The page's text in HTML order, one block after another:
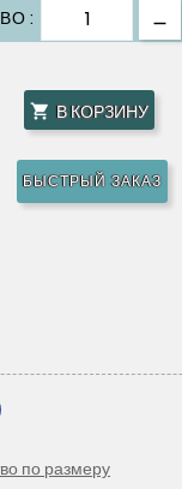
:
 В КОРЗИНУ
БЫСТРЫЙ ЗАКАЗ
по размеру